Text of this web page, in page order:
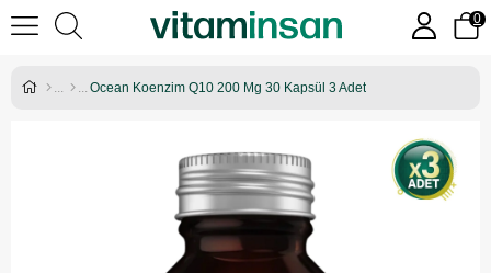
0
Ocean Koenzim Q10 200 Mg 30 Kapsül 3 Adet